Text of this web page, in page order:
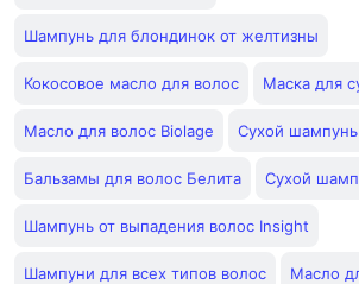
Шампунь для блондинок от желтизны
Кокосовое масло для волос Маска для
Масло для волос Biolage Сухой
Бальзамы для волос Белита Сухой
Шампунь от выпадения волос Insight
Шампуни для всех типов волос Масло